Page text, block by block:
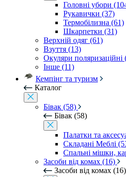
Головні убори
Рукавички (37)
Термобілизна (61)
Шкарпетки (31)
Верхній одяг (61)
Взуття (13)
Окуляри поляризаційні
Інше (11)
Кемпінг та туризм
Каталог
Бівак (58)
Бівак (58)
Палатки та
Складані Меблі
Спальні мішки,
Засоби від комах (16)
Засоби від комах (16)